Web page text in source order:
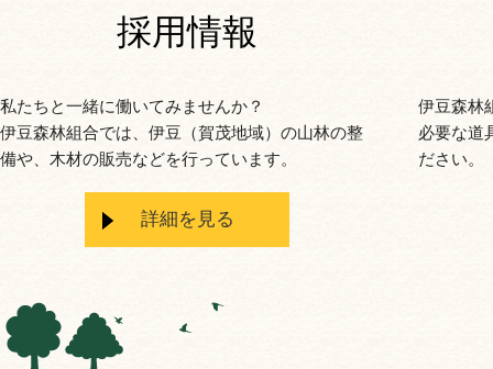
採用情報
私たちと一緒に働いてみませんか？
伊豆森林組合では、伊豆（賀茂地域）の山林の整
備や、木材の販売などを行っています。
詳細を見る
伊豆森林
必要な道
ださい。